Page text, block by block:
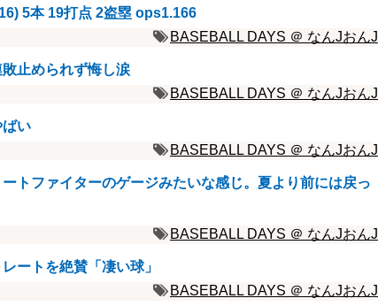
5本 19打点 2盗塁 ops1.166
BASEBALL DAYS ＠ なんJおんJ
敗止められず悔し涙
BASEBALL DAYS ＠ なんJおんJ
ばい
BASEBALL DAYS ＠ なんJおんJ
トファイターのゲージみたいな感じ。夏より前には戻っ
BASEBALL DAYS ＠ なんJおんJ
ートを絶賛「凄い球」
BASEBALL DAYS ＠ なんJおんJ